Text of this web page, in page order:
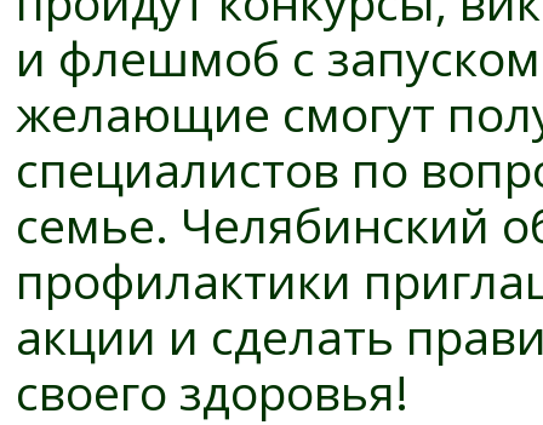
и флешмоб с
желающие смогут
специалистов по
семье. Челябинский
профилактики
акции и сделать
своего здоровья!